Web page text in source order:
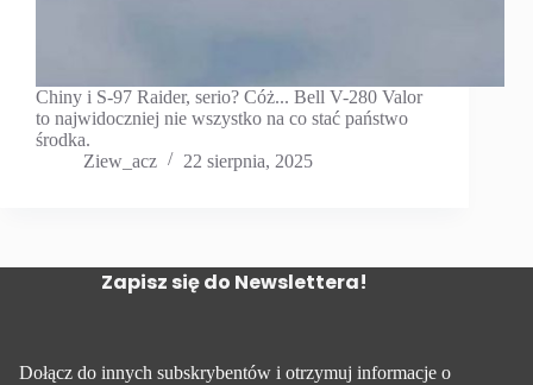
Chiny i S-97 Raider, serio? Cóż... Bell V-280 Valor
to najwidoczniej nie wszystko na co stać państwo
środka.
Ziew_acz
22 sierpnia, 2025
Zapisz się do Newslettera!
Dołącz do innych subskrybentów i otrzymuj informacje o